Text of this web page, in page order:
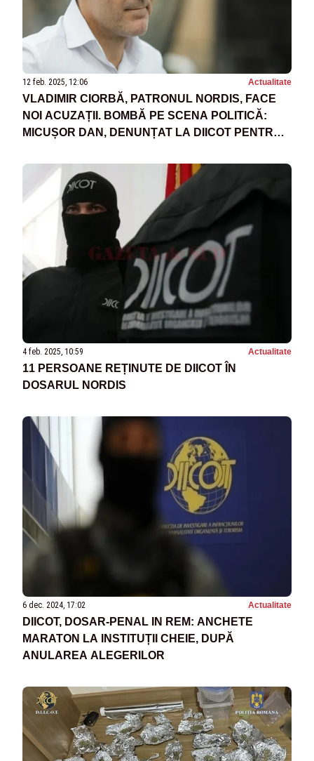
12 feb. 2025, 12:06 Actualitate
VLADIMIR CIORBĂ, PATRONUL NORDIS, FACE
NOI ACUZAȚII. BOMBĂ PE SCENA POLITICĂ:
MICUȘOR DAN, DENUNȚAT LA DIICOT PENTRU
4 feb. 2025, 10:59 Actualitate
11 PERSOANE REȚINUTE DE DIICOT ÎN
DOSARUL NORDIS
6 dec. 2024, 17:02 Actualitate
DIICOT, DOSAR-PENAL IN REM: ANCHETE
MARATON LA INSTITUȚII CHEIE, DUPĂ
ANULAREA ALEGERILOR